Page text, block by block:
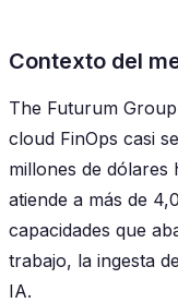
Contexto del
The Futurum
cloud FinOps casi
millones de dólares
atiende a más de
capacidades que
trabajo, la ingesta
IA.